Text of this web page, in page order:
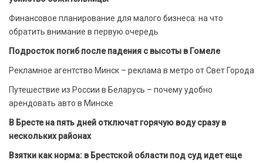
Финансовое планирование для малого бизнеса: на что
обратить внимание в первую очередь
Подросток погиб после падения с высоты в Гомеле
Рекламное агентство Минск – реклама в метро от Свет Города
Путешествие из России в Беларусь – почему удобно
арендовать авто в Минске
В Бресте на пять дней отключат горячую воду сразу в
нескольких районах
Взятки как норма: в Брестской области под суд идет еще